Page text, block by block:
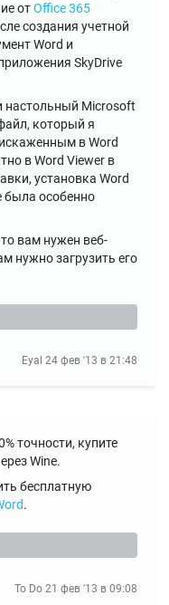
отOffice 365
создания учетной
Word и
SkyDrive
настольный Microsoft
который я
в Word
в Word Viewer в
установка Word
была особенно
вам нужен веб-
нужно загрузить его
Eyal 24 фев '13 в 21:48
точности, купите
Wine.
бесплатную
.
To Do 21 фев '13 в 09:08